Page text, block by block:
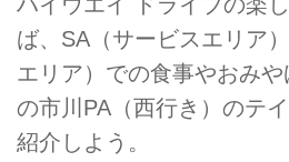
ば、SA（サービスエリア
エリア）での食事やおみ
の市川PA（西行き）のテ
紹介しよう。